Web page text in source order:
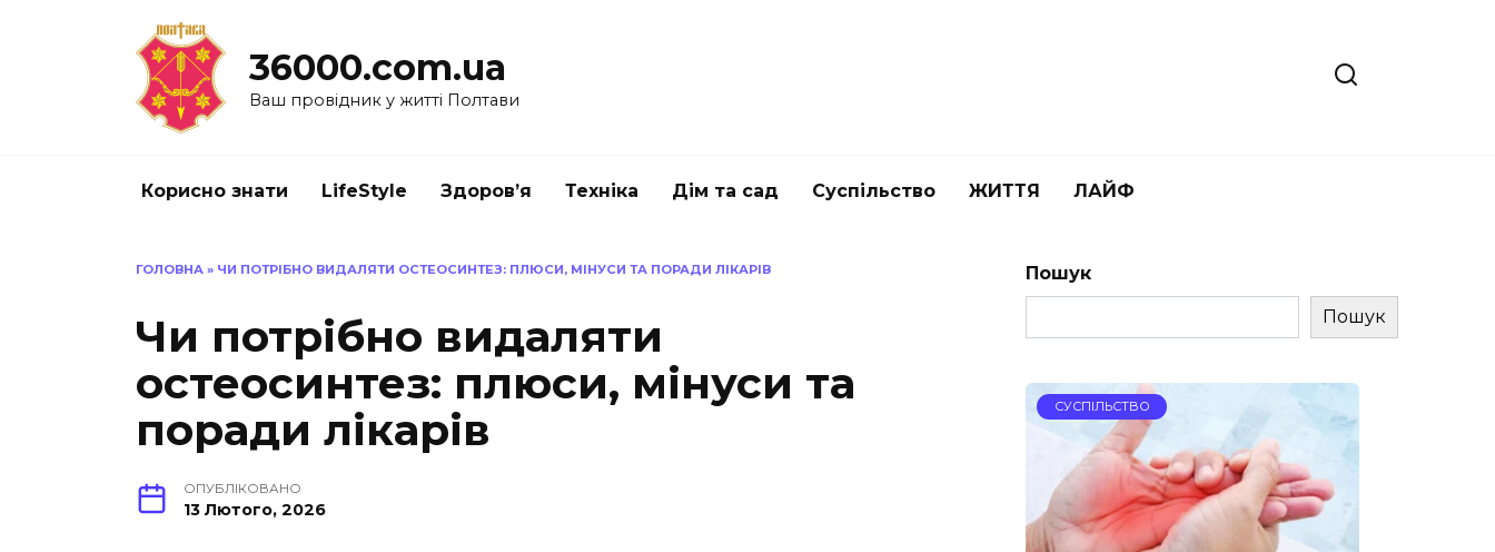
36000.com.ua
Ваш провідник у житті Полтави
Корисно знати LifeStyle Здоров’я Техніка Дім та сад Суспільство ЖИТТЯ ЛАЙФ
ГОЛОВНА » ЧИ ПОТРІБНО ВИДАЛЯТИ ОСТЕОСИНТЕЗ: ПЛЮСИ, МІНУСИ ТА ПОРАДИ ЛІКАРІВ
Чи потрібно видаляти
остеосинтез: плюси, мінуси та
поради лікарів
ОПУБЛІКОВАНО
13 Лютого, 2026
Пошук
Пошук
СУСПІЛЬСТВО